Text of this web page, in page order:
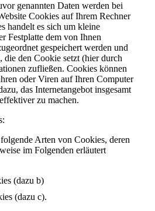
genannten Daten werden bei
Cookies auf Ihrem Rechner
handelt es sich um kleine
Festplatte dem von Ihnen
gespeichert werden und
die den Cookie setzt (hier durch
zufließen. Cookies können
oder Viren auf Ihren Computer
das Internetangebot insgesamt
zu machen.
Arten von Cookies, deren
im Folgenden erläutert
(dazu b)
(dazu c).